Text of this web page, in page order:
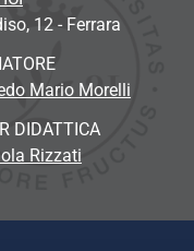
12 - Ferrara
Mario Morelli
DIDATTICA
Rizzati